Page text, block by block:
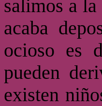
salimos a la
acaba
ocioso es
pueden
existen